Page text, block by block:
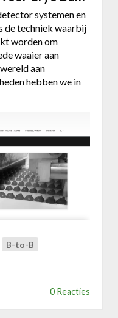
systemen en
de techniek waarbij
worden om
waaier aan
aan
hebben we in
i
u
w
B-to-B
0 Reacties